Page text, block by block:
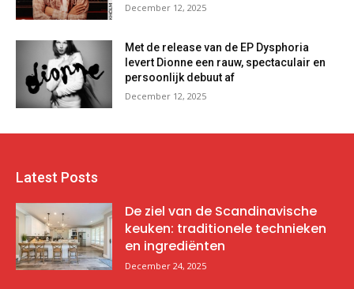
December 12, 2025
Met de release van de EP Dysphoria
levert Dionne een rauw, spectaculair en
persoonlijk debuut af
December 12, 2025
Latest Posts
De ziel van de Scandinavische
keuken: traditionele technieken
en ingrediënten
December 24, 2025